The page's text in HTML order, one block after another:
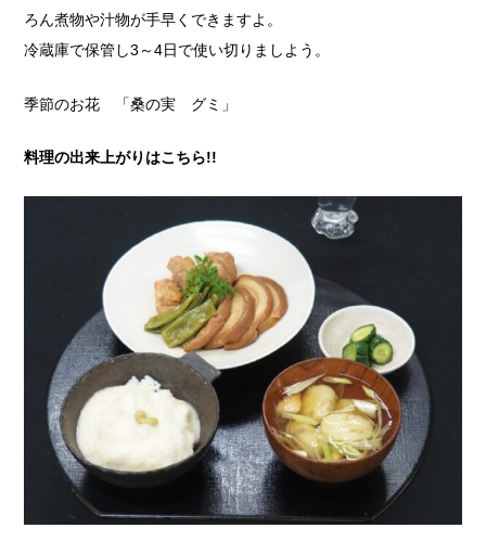
ろん煮物や汁物が手早くできますよ。
冷蔵庫で保管し3～4日で使い切りましよう。
季節のお花 「桑の実 グミ」
料理の出来上がりはこちら!!